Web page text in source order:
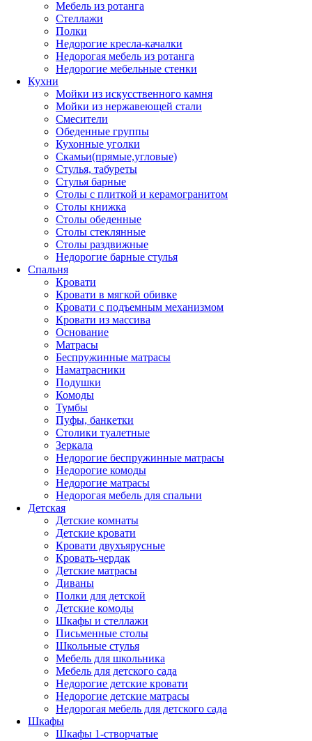
Мебель из ротанга
Стеллажи
Полки
Недорогие кресла-качалки
Недорогая мебель из ротанга
Недорогие мебельные стенки
Кухни
Мойки из искусственного камня
Мойки из нержавеющей стали
Смесители
Обеденные группы
Кухонные уголки
Скамьи(прямые,угловые)
Стулья, табуреты
Стулья барные
Столы с плиткой и керамогранитом
Столы книжка
Столы обеденные
Столы стеклянные
Столы раздвижные
Недорогие барные стулья
Спальня
Кровати
Кровати в мягкой обивке
Кровати с подъемным механизмом
Кровати из массива
Основание
Матрасы
Беспружинные матрасы
Наматрасники
Подушки
Комоды
Тумбы
Пуфы, банкетки
Столики туалетные
Зеркала
Недорогие беспружинные матрасы
Недорогие комоды
Недорогие матрасы
Недорогая мебель для спальни
Детская
Детские комнаты
Детские кровати
Кровати двухъярусные
Кровать-чердак
Детские матрасы
Диваны
Полки для детской
Детские комоды
Шкафы и стеллажи
Письменные столы
Школьные стулья
Мебель для школьника
Мебель для детского сада
Недорогие детские кровати
Недорогие детские матрасы
Недорогая мебель для детского сада
Шкафы
Шкафы 1-створчатые